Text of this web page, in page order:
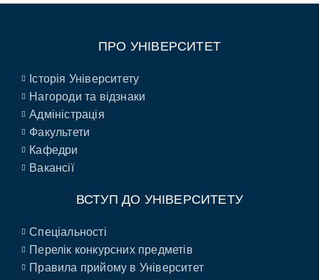
ПРО УНІВЕРСИТЕТ
Історія Університету
Нагороди та відзнаки
Адміністрація
Факультети
Кафедри
Вакансії
ВСТУП ДО УНІВЕРСИТЕТУ
Спеціальності
Перелік конкурсних предметів
Правила прийому в Університет